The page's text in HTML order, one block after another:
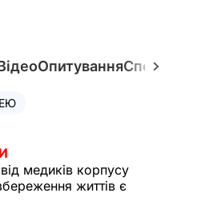
ОпитуванняСпецпроєкти
медиків корпусу
життів є